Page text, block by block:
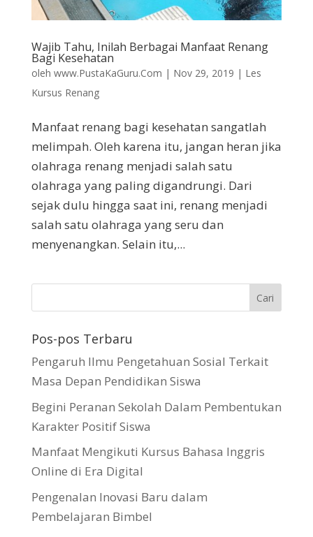
Wajib Tahu, Inilah Berbagai Manfaat Renang
Bagi Kesehatan
oleh www.PustaKaGuru.Com | Nov 29, 2019 | Les
Kursus Renang
Manfaat renang bagi kesehatan sangatlah
melimpah. Oleh karena itu, jangan heran jika
olahraga renang menjadi salah satu
olahraga yang paling digandrungi. Dari
sejak dulu hingga saat ini, renang menjadi
salah satu olahraga yang seru dan
menyenangkan. Selain itu,...
Pos-pos Terbaru
Pengaruh Ilmu Pengetahuan Sosial Terkait
Masa Depan Pendidikan Siswa
Begini Peranan Sekolah Dalam Pembentukan
Karakter Positif Siswa
Manfaat Mengikuti Kursus Bahasa Inggris
Online di Era Digital
Pengenalan Inovasi Baru dalam
Pembelajaran Bimbel